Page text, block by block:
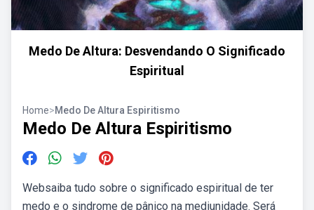
Medo De Altura: Desvendando O Significado
Espiritual
Home>Medo De Altura Espiritismo
Medo De Altura Espiritismo
Websaiba tudo sobre o significado espiritual de ter
medo e o sindrome de pânico na mediunidade. Será